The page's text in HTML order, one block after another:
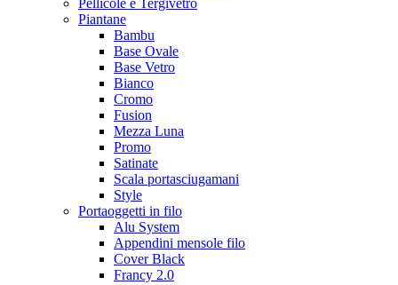
Pellicole e Tergivetro
Piantane
Bambu
Base Ovale
Base Vetro
Bianco
Cromo
Fusion
Mezza Luna
Promo
Satinate
Scala portasciugamani
Style
Portaoggetti in filo
Alu System
Appendini mensole filo
Cover Black
Francy 2.0